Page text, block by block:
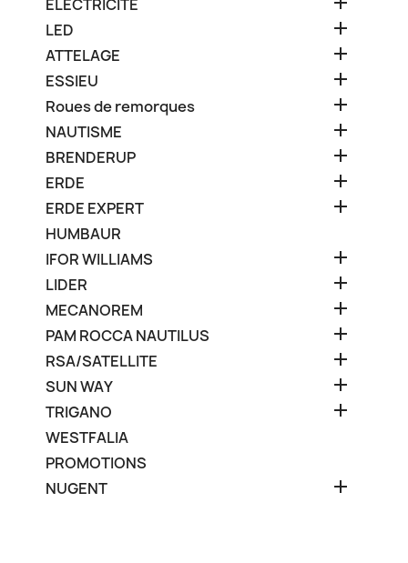
ELECTRICITE
LED 
ATTELAGE 
ESSIEU 
Roues de remorques 
NAUTISME 
BRENDERUP 
ERDE 
ERDE EXPERT 
HUMBAUR
IFOR WILLIAMS

LIDER 
MECANOREM 
PAM ROCCA NAUTILUS 
RSA/SATELLITE 
SUN WAY 
TRIGANO 
WESTFALIA
PROMOTIONS
NUGENT
